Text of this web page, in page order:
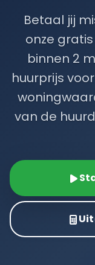
Betaal jij
onze
binnen 2
huurprijs
van de